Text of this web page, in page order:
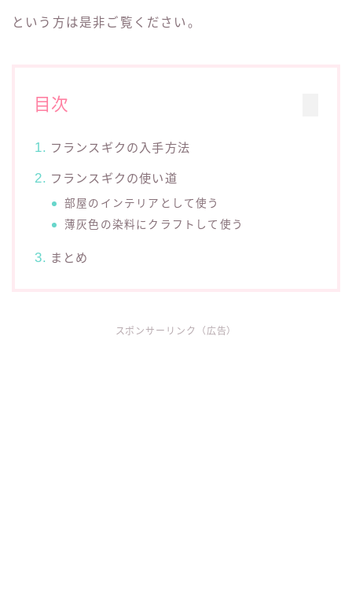
という方は是非ご覧ください。
目次
フランスギクの入手方法
フランスギクの使い道
部屋のインテリアとして使う
薄灰色の染料にクラフトして使う
まとめ
スポンサーリンク（広告）